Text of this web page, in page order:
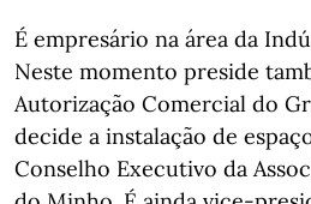
É empresário na área da
Neste momento preside
Autorização Comercial do
decide a instalação de
Conselho Executivo da